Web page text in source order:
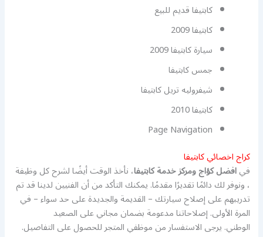
كابتيفا قديم للبيع
كابتيفا 2009
سيارة كابتيفا 2009
جمس كابتيفا
شيفروليه تريل كابتيفا
كابتيفا 2010
Page Navigation
كراج اخصائي كابتيفا
فيافضل كؤاج ومركز خدمة كابتيفا، نأخذ الوقت أيضًا لشرح كل وظيفة
، ونوفر لك دائمًا تقديرًا مقدمًا. يمكنك التأكد من أن الفنيين لدينا قد تم
تدريبهم على إصلاح سيارتك – القديمة والجديدة على حد سواء – في
المرة الأولى. إصلاحاتنا مدعومة بضمان مجاني على الصعيد
الوطني. يرجى الاستفسار من موظفي المتجر للحصول على التفاصيل.